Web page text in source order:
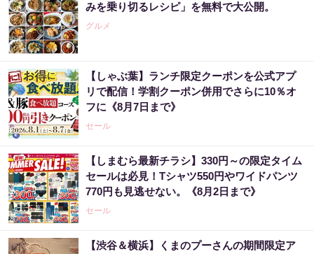
みを乗り切るレシピ」を無料で大公開。
グルメ
【しゃぶ葉】ランチ限定クーポンを公式アプ
リで配信！学割クーポン併用でさらに10％オ
フに《8月7日まで》
セール
【しまむら最新チラシ】330円～の限定タイム
セールは必見！Tシャツ550円やワイドパンツ
770円も見逃せない。《8月2日まで》
セール
【渋谷＆横浜】くまのプーさんの期間限定ア